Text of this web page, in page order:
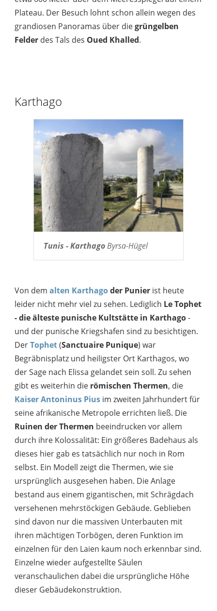
Plateau. Der Besuch lohnt schon allein wegen des
grandiosen Panoramas über diegrüngelben
Felder des Tals des Oued Khalled.
Karthago
Tunis - KarthagoByrsa-Hügel
Von dem alten Karthagoder Punier ist heute
leider nicht mehr viel zu sehen. Lediglich Le Tophet
- die älteste punische Kultstätte in Karthago-
und der punische Kriegshafen sind zu besichtigen.
DerTophet(Sanctuaire Punique) war
Begräbnisplatz und heiligster Ort Karthagos, wo
der Sage nach Elissa gelandet sein soll. Zu sehen
gibt es weiterhin die römischen Thermen, die
Kaiser Antoninus Pius im zweiten Jahrhundert für
seine afrikanische Metropole errichten ließ. Die
Ruinen der Thermen beeindrucken vor allem
durch ihre Kolossalität: Ein größeres Badehaus als
dieses hier gab es tatsächlich nur noch in Rom
selbst. Ein Modell zeigt die Thermen, wie sie
ursprünglich ausgesehen haben. Die Anlage
bestand aus einem gigantischen, mit Schrägdach
versehenen mehrstöckigen Gebäude. Geblieben
sind davon nur die massiven Unterbauten mit
ihren mächtigen Torbögen, deren Funktion im
einzelnen für den Laien kaum noch erkennbar sind.
Einzelne wieder aufgestellte Säulen
veranschaulichen dabei die ursprüngliche Höhe
dieser Gebäudekonstruktion.